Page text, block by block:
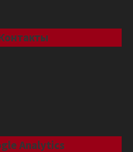
Analytics